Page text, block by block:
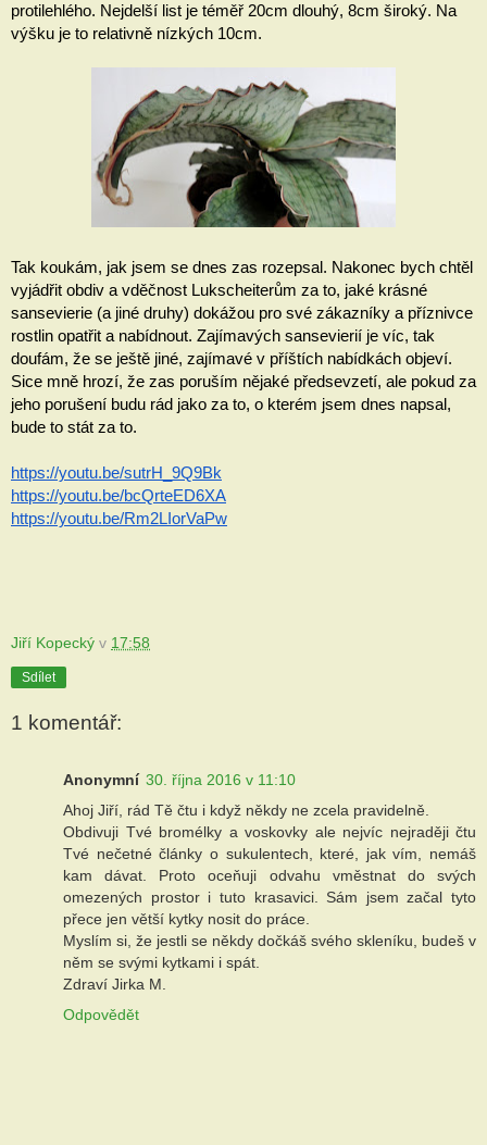
protilehlého. Nejdelší list je téměř 20cm dlouhý, 8cm široký. Na
výšku je to relativně nízkých 10cm.
Tak koukám, jak jsem se dnes zas rozepsal. Nakonec bych chtěl
vyjádřit obdiv a vděčnost Lukscheiterům za to, jaké krásné
sansevierie (a jiné druhy) dokážou pro své zákazníky a příznivce
rostlin opatřit a nabídnout. Zajímavých sansevierií je víc, tak
doufám, že se ještě jiné, zajímavé v příštích nabídkách objeví.
Sice mně hrozí, že zas poruším nějaké předsevzetí, ale pokud za
jeho porušení budu rád jako za to, o kterém jsem dnes napsal,
bude to stát za to.
https://youtu.be/sutrH_9Q9Bk
https://youtu.be/bcQrteED6XA
https://youtu.be/Rm2LIorVaPw
Jiří Kopecký v 17:58
Sdílet
1 komentář:
Anonymní 30. října 2016 v 11:10
Ahoj Jiří, rád Tě čtu i když někdy ne zcela pravidelně.
Obdivuji Tvé bromélky a voskovky ale nejvíc nejraději čtu
Tvé nečetné články o sukulentech, které, jak vím, nemáš
kam dávat. Proto oceňuji odvahu vměstnat do svých
omezených prostor i tuto krasavici. Sám jsem začal tyto
přece jen větší kytky nosit do práce.
Myslím si, že jestli se někdy dočkáš svého skleníku, budeš v
něm se svými kytkami i spát.
Zdraví Jirka M.
Odpovědět